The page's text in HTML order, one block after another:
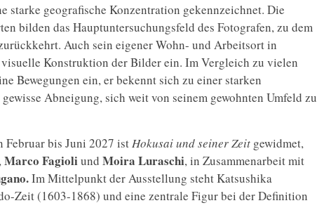
starke geografische Konzentration gekennzeichnet. Die
bilden das Hauptuntersuchungsfeld des Fotografen, zu dem
Auch sein eigener Wohn- und Arbeitsort in
Konstruktion der Bilder ein. Im Vergleich zu vielen
Bewegungen ein, er bekennt sich zu einer starken
Abneigung, sich weit von seinem gewohnten Umfeld zu
Februar bis Juni 2027 istHokusai und seiner Zeit gewidmet,
,Marco Fagioliund Moira Luraschi, in Zusammenarbeit mit
Im Mittelpunkt der Ausstellung steht Katsushika
Zeit (1603-1868) und eine zentrale Figur bei der Definition